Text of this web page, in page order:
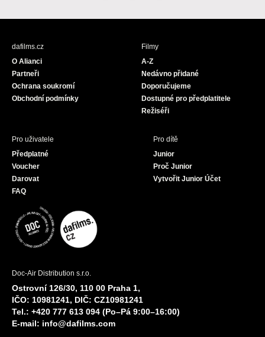
c
s
u
dafilms.cz
O Alianci
Partneři
Ochrana soukromí
Obchodní podmínky
Filmy
A-Z
Nedávno přidané
Doporučujeme
Dostupné pro předplatitele
Režiséři
Pro uživatele
Předplatné
Voucher
Darovat
FAQ
Pro dítě
Junior
Proč Junior
Vytvořit Junior Účet
Doc-Air Distribution s.r.o.
Ostrovní 126/30, 110 00 Praha 1,
IČO: 10981241, DIČ: CZ10981241
Tel.: +420 777 613 094 (Po–Pá 9:00–16:00)
E-mail: info@dafilms.com